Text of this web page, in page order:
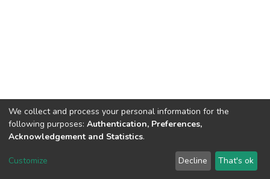
Dspace & Volodymyr Dahl East Ukrainian National University
LYRASIS
Send Feedback
We collect and process your personal information for the
following purposes: Authentication, Preferences,
Acknowledgement and Statistics.
Customize Decline That's ok